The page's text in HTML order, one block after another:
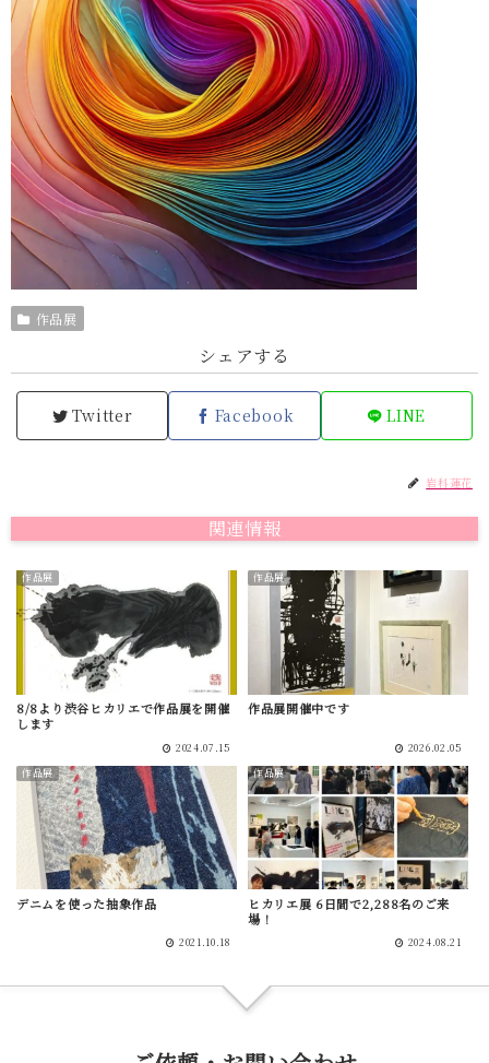
作品展
シェアする
Twitter Facebook LINE
岩科蓮花
関連情報
作品展
8/8より渋谷ヒカリエで作品展を開催
します
2024.07.15
作品展
作品展開催中です
2026.02.05
作品展
デニムを使った抽象作品
2021.10.18
作品展
ヒカリエ展 6日間で2,288名のご来
場！
2024.08.21